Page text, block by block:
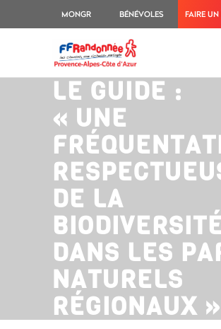
MONGR BÉNÉVOLES FAIRE
LE GUIDE :
« UNE
DE LA
BIODIVERSITÉ
DANS LES
NATURELS
RÉGIONAUX »